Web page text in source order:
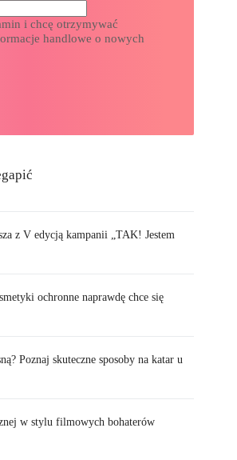
i chcę otrzymywać
handlowe o nowych
z V edycją kampanii „TAK! Jestem
ochronne naprawdę chce się
Poznaj skuteczne sposoby na katar u
w stylu filmowych bohaterów